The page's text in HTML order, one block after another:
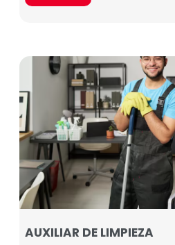
AUXILIAR DE LIMPIEZA